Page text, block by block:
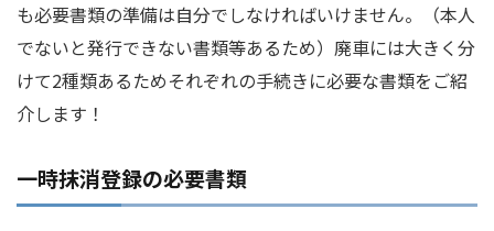
も必要書類の準備は自分でしなければいけません。（本人
でないと発行できない書類等あるため）廃車には大きく分
けて2種類あるためそれぞれの手続きに必要な書類をご紹
介します！
一時抹消登録の必要書類